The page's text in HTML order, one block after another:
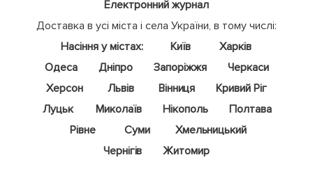
Електронний журнал
Доставка в усі міста і села України, в тому числі:
Насіння у містах:
Київ
Харків
Одеса
Дніпро Запоріжжя
Черкаси
Херсон
Львів Вінниця
Кривий Ріг
Луцьк
Миколаїв Нікополь
Полтава
Рівне
Суми
Хмельницький
Чернігів
Житомир